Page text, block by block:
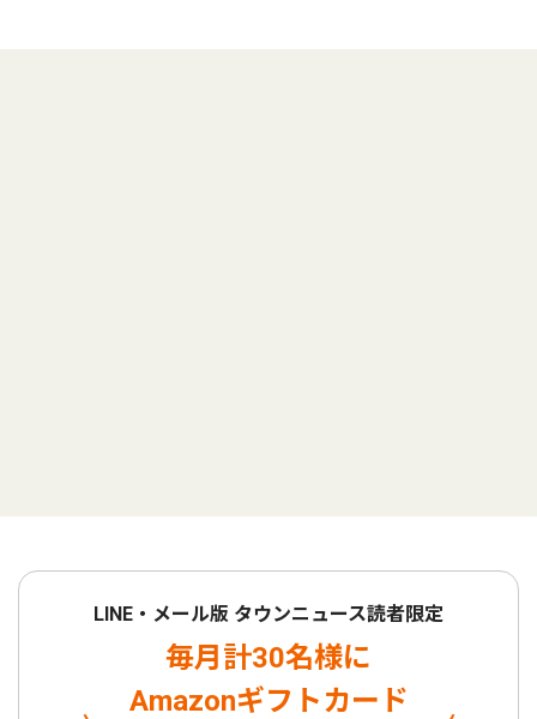
LINE・メール版 タウンニュース読者限定
毎月計30名様に
Amazonギフトカード